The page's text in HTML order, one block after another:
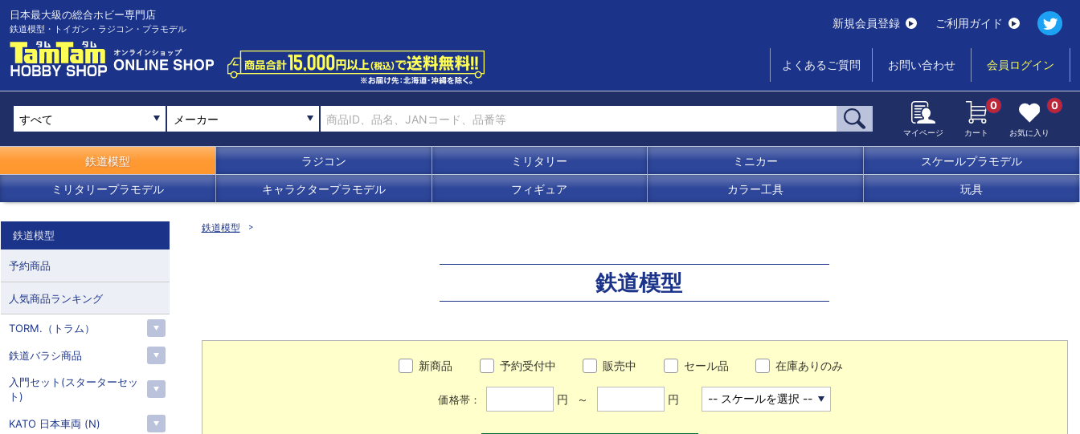
日本最大級の総合ホビー専門店
鉄道模型・トイガン・ラジコン・プラモデル 新規会員登録 ご利用ガイド
よくあるご質問 お問い合わせ 会員ログイン
メーカー
マイページ カート
0
お気に入り
0
鉄道模型 ラジコン ミリタリー ミニカー スケールプラモデル
ミリタリープラモデル キャラクタープラモデル フィギュア カラー工具 玩具
鉄道模型
鉄道模型
新商品 予約受付中 販売中 セール品 在庫ありのみ
価格帯： 円 ～ 円
鉄道模型
予約商品
人気商品ランキング
TORM.（トラム）
鉄道バラシ商品
入門セット(スターターセッ
ト)
KATO 日本車両 (N)